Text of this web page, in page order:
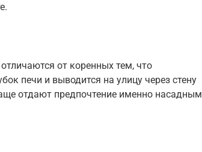
от коренных тем, что
печи и выводится на улицу через стену
отдают предпочтение именно насадным